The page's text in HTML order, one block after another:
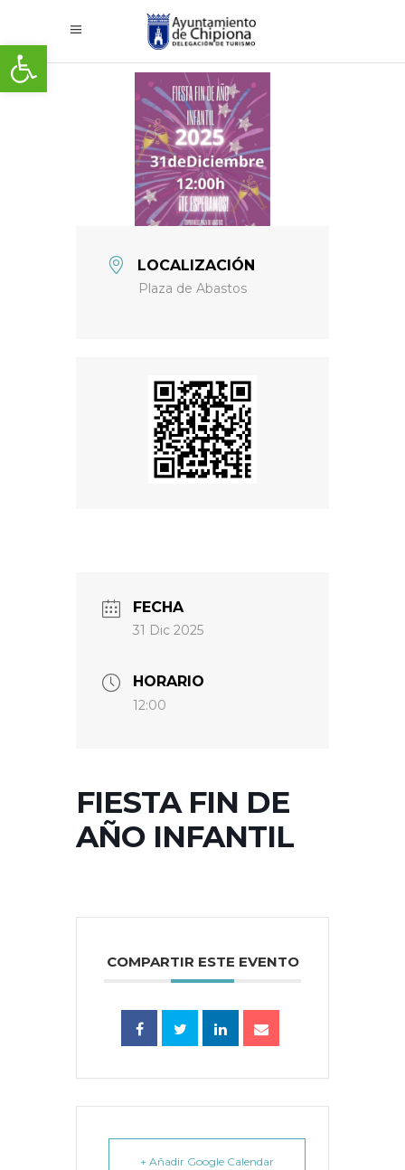
Abrir barra de herramientas
LOCALIZACIÓN
Plaza de Abastos
FECHA
31 Dic 2025
HORARIO
12:00
FIESTA FIN DE
AÑO INFANTIL
COMPARTIR ESTE EVENTO
+ Añadir Google Calendar